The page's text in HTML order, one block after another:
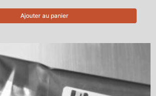
Ajouter au panier